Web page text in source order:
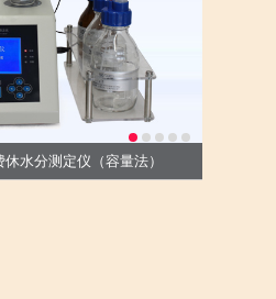
水分测定仪（容量法）